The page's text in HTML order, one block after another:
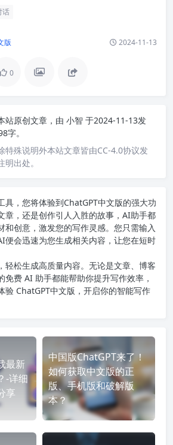
话
版 2024-11-13
0
站原创文章，由 小智 于2024-11-13发
字。
特殊说明外本站文章皆由CC-4.0协议发
出处。
具，您将体验到ChatGPT中文版的强大功
章，还是创作引人入胜的故事，AI助手都
和创意，激发您的写作灵感。您只需输入
便会迅速为您生成相关内容，让您在短时
轻松生成高质量内容。无论是文章、博客
免费 AI 助手都能帮助你提升写作效率，
验 ChatGPT中文版 ，开启你的智能写作
最新
-详细
享
中国版ChatGPT来了！
如何获取中文版的正
版、手机版和破解版
本？